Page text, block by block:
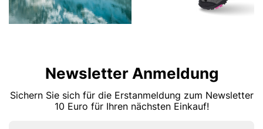
Newsletter Anmeldung
Sichern Sie sich für die Erstanmeldung zum Newsletter
10 Euro für Ihren nächsten Einkauf!